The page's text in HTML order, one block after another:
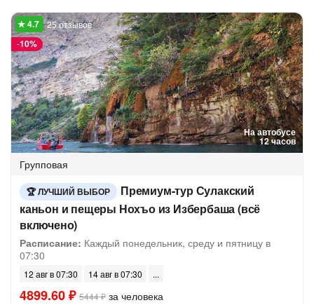
На автобусе
12 часов
-10%
25 отзывов
Групповая
ЛУЧШИЙ ВЫБОР
Премиум-тур Сулакский
каньон и пещеры Нохъо из Избербаша (всё
включено)
Расписание: Каждый понедельник, среду и пятницу в
07:30
12 авг в 07:30 14 авг в 07:30
4899.60 ₽ 5444 ₽ за человека